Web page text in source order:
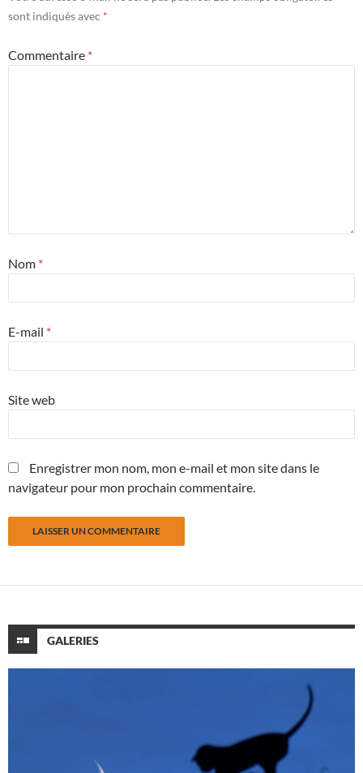
sont indiqués avec *
Commentaire *
Nom *
E-mail *
Site web
Enregistrer mon nom, mon e-mail et mon site dans le
navigateur pour mon prochain commentaire.
GALERIES